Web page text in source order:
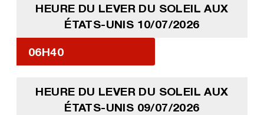
HEURE DU LEVER DU SOLEIL AUX
ÉTATS-UNIS 10/07/2026
06H40
HEURE DU LEVER DU SOLEIL AUX
ÉTATS-UNIS 09/07/2026